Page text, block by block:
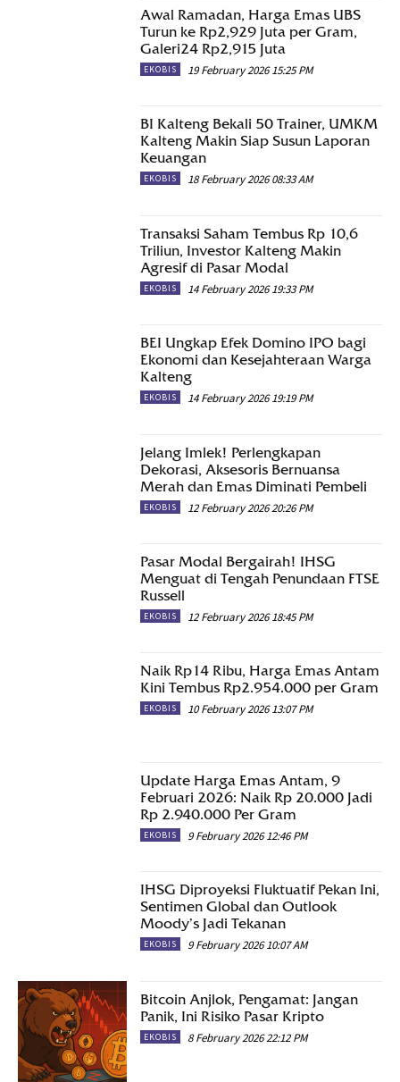
Awal Ramadan, Harga Emas UBS
Turun ke Rp2,929 Juta per Gram,
Galeri24 Rp2,915 Juta
EKOBIS 19 February 2026 15:25 PM
BI Kalteng Bekali 50 Trainer, UMKM
Kalteng Makin Siap Susun Laporan
Keuangan
EKOBIS 18 February 2026 08:33 AM
Transaksi Saham Tembus Rp 10,6
Triliun, Investor Kalteng Makin
Agresif di Pasar Modal
EKOBIS 14 February 2026 19:33 PM
BEI Ungkap Efek Domino IPO bagi
Ekonomi dan Kesejahteraan Warga
Kalteng
EKOBIS 14 February 2026 19:19 PM
Jelang Imlek! Perlengkapan
Dekorasi, Aksesoris Bernuansa
Merah dan Emas Diminati Pembeli
EKOBIS 12 February 2026 20:26 PM
Pasar Modal Bergairah! IHSG
Menguat di Tengah Penundaan FTSE
Russell
EKOBIS 12 February 2026 18:45 PM
Naik Rp14 Ribu, Harga Emas Antam
Kini Tembus Rp2.954.000 per Gram
EKOBIS 10 February 2026 13:07 PM
Update Harga Emas Antam, 9
Februari 2026: Naik Rp 20.000 Jadi
Rp 2.940.000 Per Gram
EKOBIS 9 February 2026 12:46 PM
IHSG Diproyeksi Fluktuatif Pekan Ini,
Sentimen Global dan Outlook
Moody’s Jadi Tekanan
EKOBIS 9 February 2026 10:07 AM
Bitcoin Anjlok, Pengamat: Jangan
Panik, Ini Risiko Pasar Kripto
EKOBIS 8 February 2026 22:12 PM